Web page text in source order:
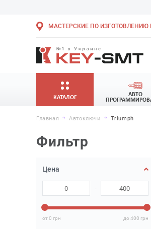
МАСТЕРСКИЕ ПО ИЗГОТОВЛЕНИЮ
КАТАЛОГ
АВТО
Главная Автоключи Triumph
Фильтр
Цена
-
от 0 грн до 400 грн